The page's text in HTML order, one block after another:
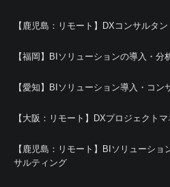
【鹿児島：リモート】DXコンサルタン
【福岡】BIソリューションの導入・
【愛知】BIソリューション導入・コン
【大阪：リモート】DXプロジェクト
【鹿児島：リモート】BIソリューシ
サルティング